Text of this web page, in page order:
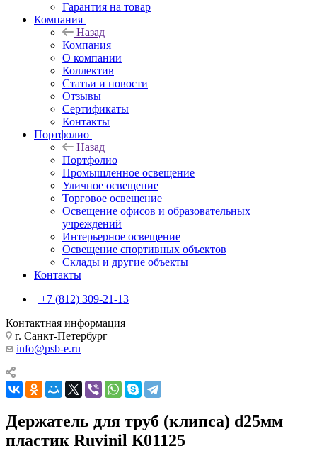
Гарантия на товар
Компания
Назад
Компания
О компании
Коллектив
Статьи и новости
Отзывы
Сертификаты
Контакты
Портфолио
Назад
Портфолио
Промышленное освещение
Уличное освещение
Торговое освещение
Освещение офисов и образовательных
учреждений
Интерьерное освещение
Освещение спортивных объектов
Склады и другие объекты
Контакты
+7 (812) 309-21-13
Контактная информация
г. Санкт-Петербург
info@psb-e.ru
Держатель для труб (клипса) d25мм
пластик Ruvinil К01125